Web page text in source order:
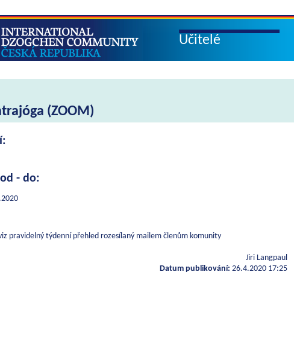
Učitelé
(ZOOM)
- do:
pravidelný týdenní přehled rozesílaný mailem členům komunity
Jiri Langpaul
Datum publikování: 26.4.2020 17:25